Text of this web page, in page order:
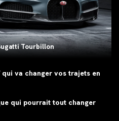
Tourbillon
va changer vos trajets en
qui pourrait tout changer